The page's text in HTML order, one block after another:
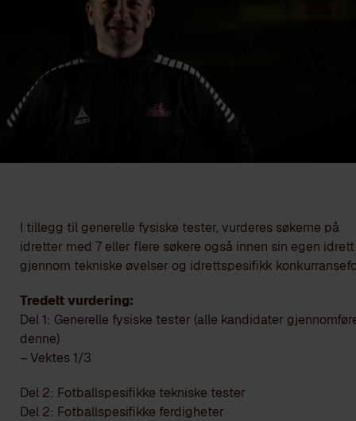
I tillegg til generelle fysiske tester, vurderes søkerne på
idretter med 7 eller flere søkere også innen sin egen idrett
gjennom tekniske øvelser og idrettspesifikk
Tredelt vurdering:
Del 1: Generelle fysiske tester (alle kandidater
denne)
– Vektes 1/3
Del 2: Fotballspesifikke tekniske tester
Del 2: Fotballspesifikke ferdigheter